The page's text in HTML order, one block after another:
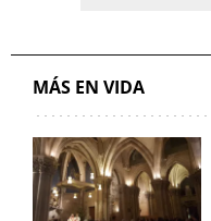
MÁS EN VIDA